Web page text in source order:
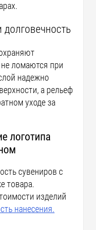
не ломаются при
надежно
а рельеф
уходе за
логотипа
сувениров с
товара.
изделий
нанесения.